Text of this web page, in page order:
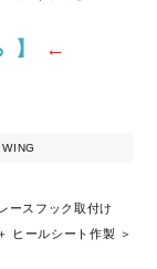
】 ←
ースフック取付け
ヒールシート作製 ＞